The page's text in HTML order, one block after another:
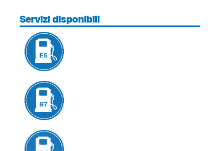
Servizi disponibili